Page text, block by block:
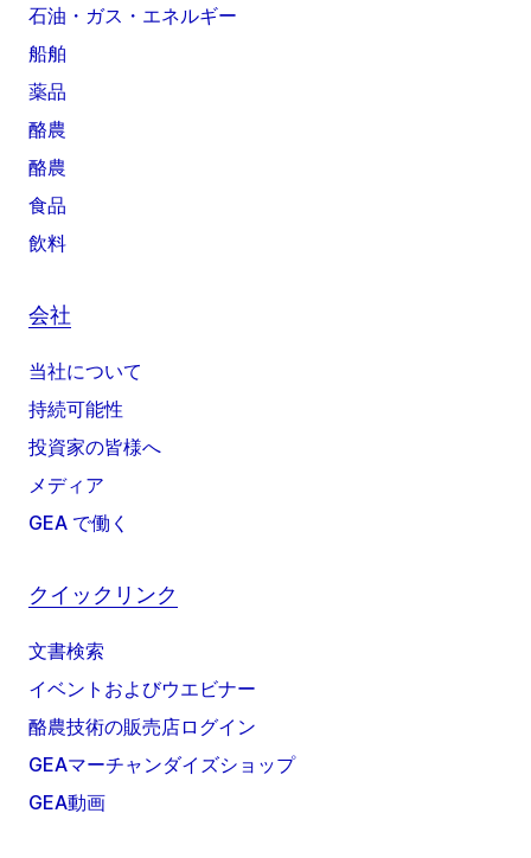
石油・ガス・エネルギー
船舶
薬品
酪農
酪農
食品
飲料
会社
当社について
持続可能性
投資家の皆様へ
メディア
GEA で働く
クイックリンク
文書検索
イベントおよびウエビナー
酪農技術の販売店ログイン
GEAマーチャンダイズショップ
GEA動画